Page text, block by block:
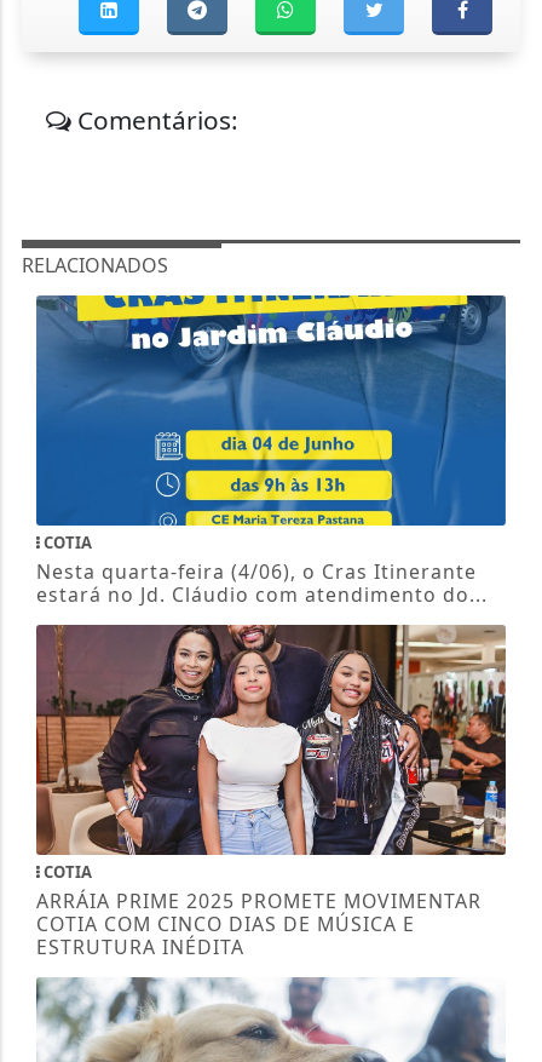
Comentários:
RELACIONADOS
COTIA
Nesta quarta-feira (4/06), o Cras Itinerante
estará no Jd. Cláudio com atendimento do...
COTIA
ARRÁIA PRIME 2025 PROMETE MOVIMENTAR
COTIA COM CINCO DIAS DE MÚSICA E
ESTRUTURA INÉDITA